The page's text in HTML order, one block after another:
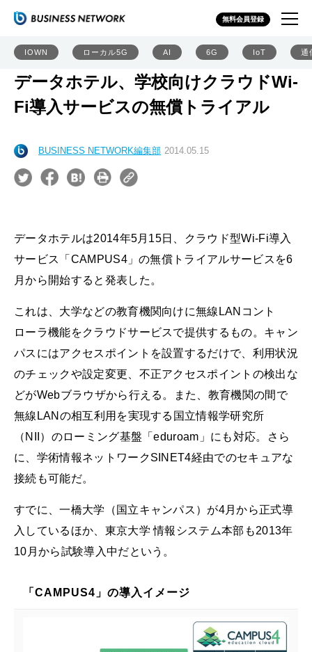
無料会員登録
IOWN ローカル5G AI 6G IoT 通
データホテル、学校向けクラウドWi-
Fi導入サービスの無償トライアル
BUSINESS NETWORK編集部 2014.05.15
データホテルは2014年5月15日、クラウド型Wi-Fi導入
サービス「CAMPUS4」の無償トライアルサービスを6
月から開始すると発表した。
これは、大学などの教育機関向けに無線LANコント
ローラ機能をクラウドサービスで提供するもの。キャン
パスにはアクセスポイントを設置するだけで、利用状況
のチェックや設定変更、不正アクセスポイントの検出な
どがWebブラウザから行える。また、教育機関の間で
無線LANの相互利用を実現する国立情報学研究所
（NII）のローミング基盤「eduroam」にも対応。さら
に、学術情報ネットワークSINET4経由でのセキュアな
接続も可能だ。
すでに、一橋大学（国立キャンパス）が4月から正式導
入しているほか、東京大学 情報システム本部も2013年
10月から試験導入中だという。
「CAMPUS4」の導入イメージ